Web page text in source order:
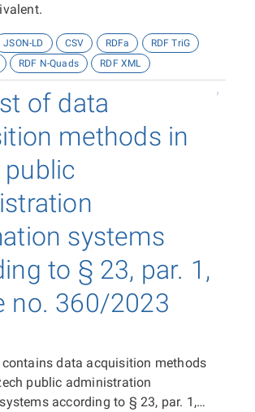
JSON-LD CSV RDFa
RDF TriG
RDF N-Quads RDF XML
of data
methods in
public
systems
to § 23, par. 1,
no. 360/2023
data acquisition methods
public administration
according to § 23, par. 1,